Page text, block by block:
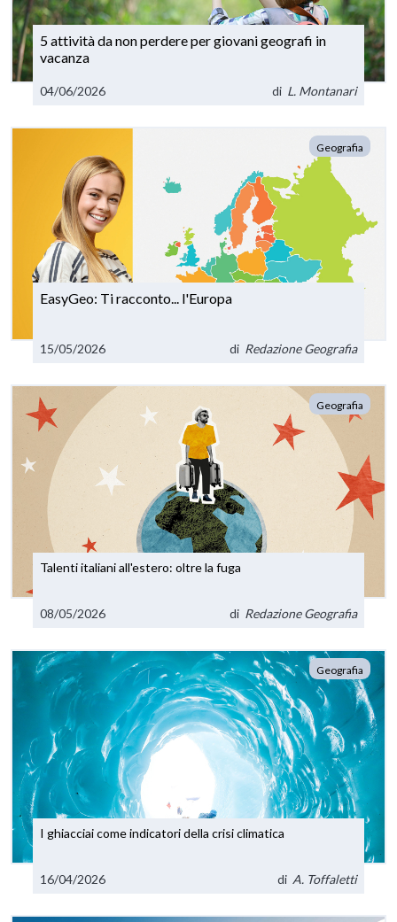
5 attività da non perdere per giovani geografi in
vacanza
04/06/2026 di L. Montanari
Geografia
EasyGeo: Ti racconto... l'Europa
15/05/2026 di Redazione Geografia
Geografia
Talenti italiani all'estero: oltre la fuga
08/05/2026 di Redazione Geografia
Geografia
I ghiacciai come indicatori della crisi climatica
16/04/2026 di A. Toffaletti